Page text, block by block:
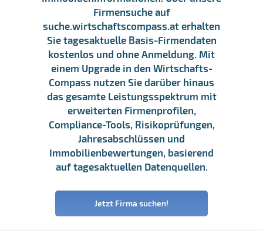
Firmensuche auf
suche.wirtschaftscompass.at erhalten
Sie tagesaktuelle Basis-Firmendaten
kostenlos und ohne Anmeldung. Mit
einem Upgrade in den Wirtschafts-
Compass nutzen Sie darüber hinaus
das gesamte Leistungsspektrum mit
erweiterten Firmenprofilen,
Compliance-Tools, Risikoprüfungen,
Jahresabschlüssen und
Immobilienbewertungen, basierend
auf tagesaktuellen Datenquellen.
Jetzt Firma suchen!